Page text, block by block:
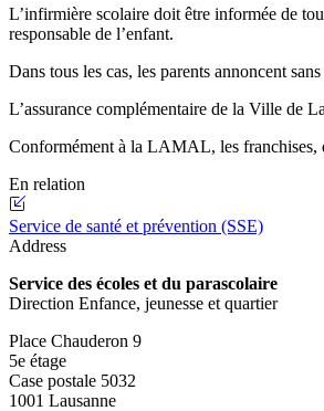
L’infirmière scolaire doit être informée de
responsable de l’enfant.
Dans tous les cas, les parents annoncent
L’assurance complémentaire de la Ville de
Conformément à la LAMAL, les franchises,
En relation
Service de santé et prévention (SSE)
Address
Service des écoles et du parascolaire
Direction Enfance, jeunesse et quartier
Place Chauderon 9
5e étage
Case postale 5032
1001 Lausanne